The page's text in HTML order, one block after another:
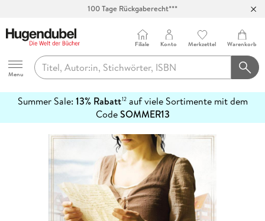
100 Tage Rückgaberecht***
Hugendubel
Menu
Filiale Konto Merkzettel Warenkorb
Summer Sale: 13% Rabatt12auf viele Sortimente mit dem
CodeSOMMER13
erfahren